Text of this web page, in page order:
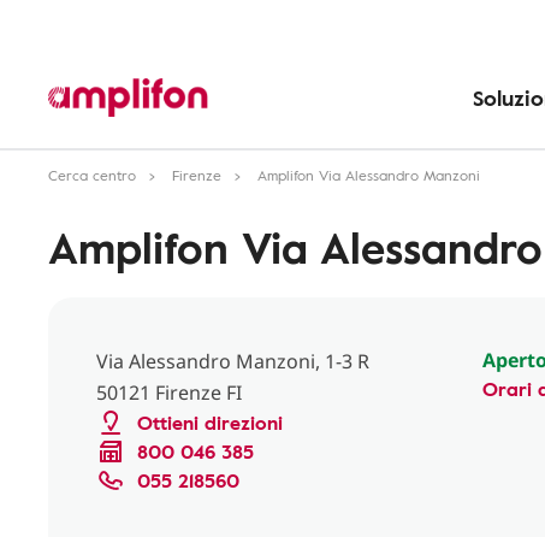
Cerca centro Firenze Amplifon Via Alessandro Manzoni
Amplifon Via
Via Alessandro Manzoni, 1-3 R
50121 Firenze FI
Ottieni direzioni
800 046 385
055 218560
Orari